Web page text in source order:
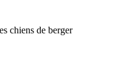
chiens de berger